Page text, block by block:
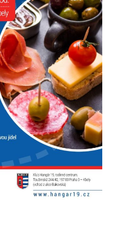
výkonu a
optimalizace
našich
opatření.
Personalizované
soubory cookie
Používáme rovněž
soubory cookie a
další technologie,
abychom
přizpůsobili naše
webové stránky